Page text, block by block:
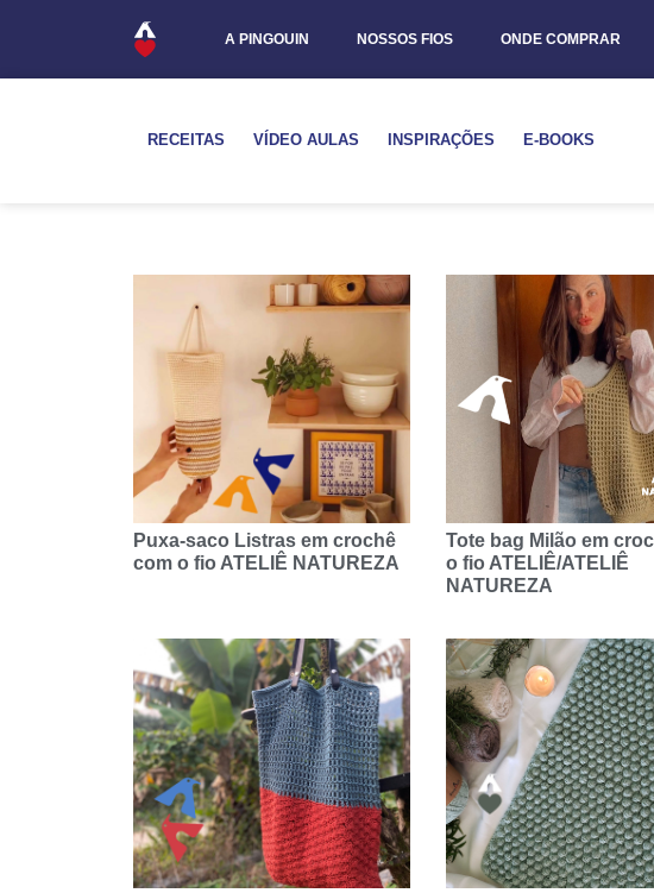
A PINGOUIN NOSSOS FIOS ONDE COMPRAR
RECEITAS VÍDEO AULAS INSPIRAÇÕES E-BOOKS
Puxa-saco Listras em crochê
com o fio ATELIÊ NATUREZA
Tote bag Milão em
o fio ATELIÊ/ATELIÊ
NATUREZA